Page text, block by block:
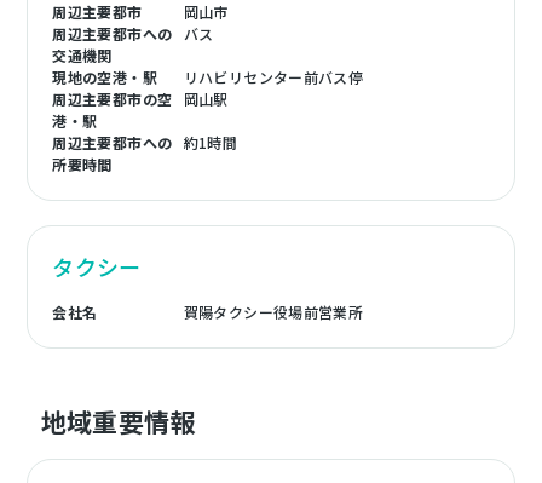
周辺主要都市
岡山市
周辺主要都市への
交通機関
バス
現地の空港・駅
リハビリセンター前バス停
周辺主要都市の空
港・駅
岡山駅
周辺主要都市への
所要時間
約1時間
タクシー
会社名 賀陽タクシー役場前営業所
地域重要情報